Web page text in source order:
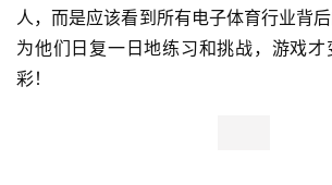
人，而是应该看到所有电子体育行业背
为他们日复一日地练习和挑战，游戏
彩！